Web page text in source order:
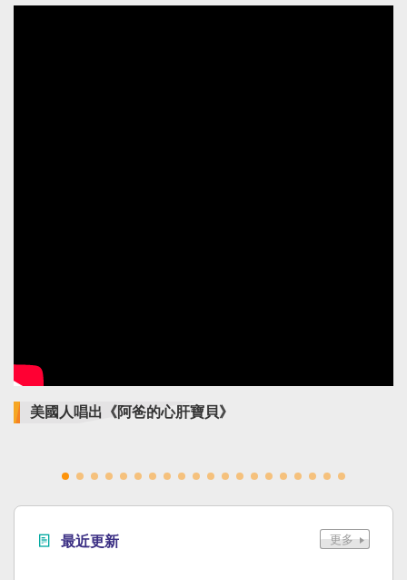
美國人唱出《阿爸的心肝寶貝》
最近更新